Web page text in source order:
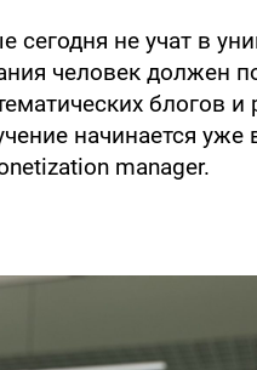
не учат в
человек должен
блогов и
начинается уже
manager.